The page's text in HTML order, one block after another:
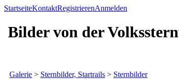
StartseiteKontaktRegistrierenAnmelden
Bilder von der
Galerie > Sternbilder, Startrails > Sternbilder